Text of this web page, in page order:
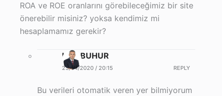
ROA ve ROE oranlarını görebileceğimiz bir site
önerebilir misiniz? yoksa kendimiz mi
hesaplamamız gerekir?
Halil BUHUR
23/04/2020 / 20:15 REPLY
Bu verileri otomatik veren yer bilmiyorum